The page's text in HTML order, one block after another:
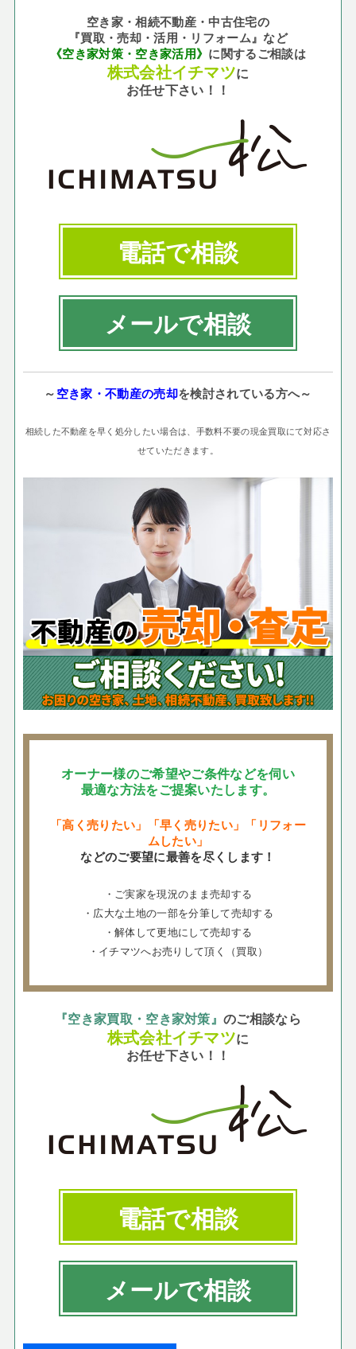
空き家・相続不動産・中古住宅の
『買取・売却・活用・リフォーム』など
《空き家対策・空き家活用》 に関するご相談は
株式会社イチマツに
お任せ下さい！！
電話で相談
メールで相談
～空き家・不動産の売却を検討されている方へ～
相続した不動産を早く処分したい場合は、手数料不要の現金買取にて対応さ
せていただきます。
オーナー様のご希望やご条件などを伺い
最適な方法をご提案いたします。
「高く売りたい」「早く売りたい」「リフォー
ムしたい」
などのご要望に最善を尽くします！
・ご実家を現況のまま売却する
・広大な土地の一部を分筆して売却する
・解体して更地にして売却する
・イチマツへお売りして頂く（買取）
『空き家買取・空き家対策』のご相談なら
株式会社イチマツに
お任せ下さい！！
電話で相談
メールで相談